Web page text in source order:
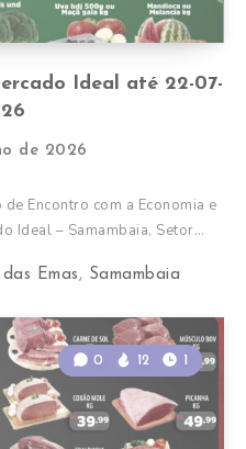
Ideal até 22-07-
de 2026
Encontro com a Economia e
Ideal – Samambaia, Setor…
Emas , Samambaia
0 12 1